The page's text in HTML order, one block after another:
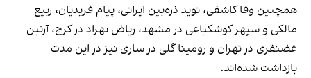
همچنین وفا کاشفی، نوید ذره‌بین ایرانی، پیام فریدیان، ربیع
مالکی و سپهر کوشکباغی در مشهد، ریاض بهراد در کرج، آرتین
غضنفری در تهران و رومینا گلی در ساری نیز در این مدت
بازداشت شده‌اند.